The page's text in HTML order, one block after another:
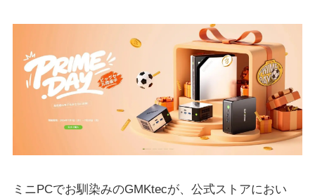
ミニPCでお馴染みのGMKtecが、公式ストアにおい